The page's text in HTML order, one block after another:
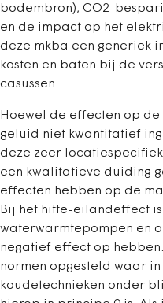
bodembron), CO2-
en de impact op het
deze mkba een generiek
kosten en baten bij de
casussen.
Hoewel de effecten op
geluid niet kwantitatief
deze zeer locatiespecifiek
een kwalitatieve duiding
effecten hebben op de
Bij het hitte-eilandeffect
waterwarmtepompen en
negatief effect op
normen opgesteld waar
koudetechnieken onder